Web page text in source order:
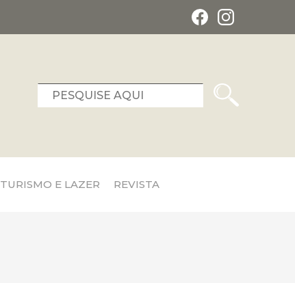
TURISMO E LAZER REVISTA